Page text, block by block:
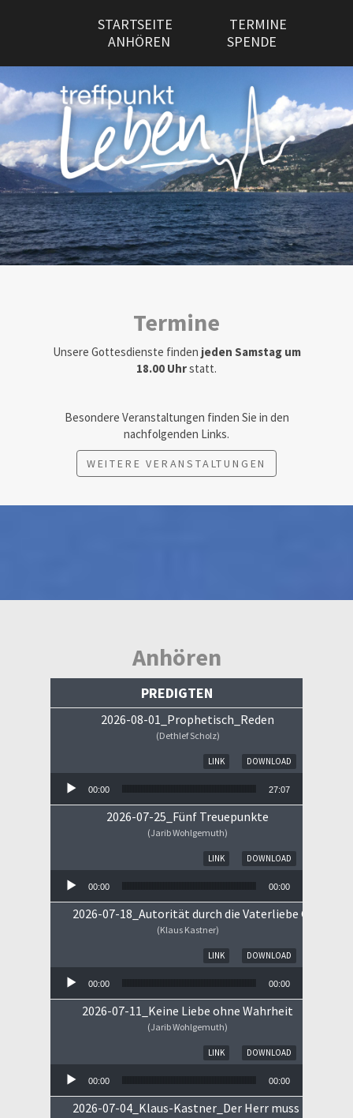
STARTSEITE
TERMINE
ANHÖREN
SPENDE
Termine
Unsere Gottesdienste finden jeden Samstag um
18.00 Uhrstatt.
Besondere Veranstaltungen finden Sie in den
nachfolgenden Links.
WEITERE VERANSTALTUNGEN
Anhören
PREDIGTEN
2026-08-01_Prophetisch_Reden
(Dethlef Scholz)
DOWNLOAD
LINK
00:00 27:07
2026-07-25_Fünf Treuepunkte
(Jarib Wohlgemuth)
DOWNLOAD
LINK
00:00 00:00
2026-07-18_Autorität durch die Vaterliebe Gottes
(Klaus Kastner)
DOWNLOAD
LINK
00:00 00:00
2026-07-11_Keine Liebe ohne Wahrheit
(Jarib Wohlgemuth)
DOWNLOAD
LINK
00:00 00:00
2026-07-04_Klaus-Kastner_Der Herr muss im